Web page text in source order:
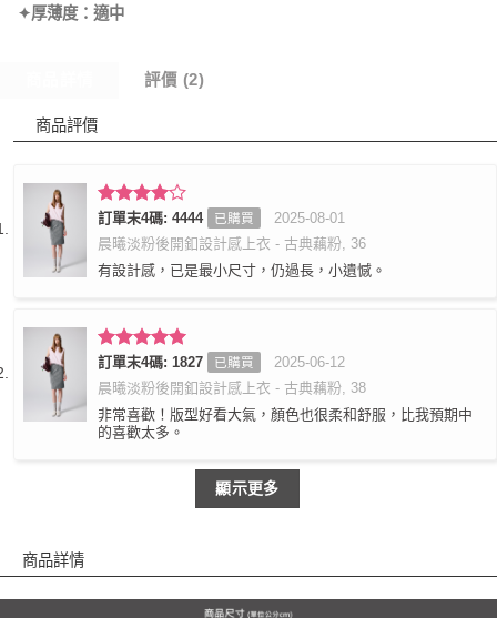
✦厚薄度：適中
評價 (2)
商品評價
評分4
滿分 5
訂單末4碼: 4444 已購買
2025-08-01
晨曦淡粉後開釦設計感上衣 - 古典藕粉, 36
有設計感，已是最小尺寸，仍過長，小遺憾。
評分5滿
分 5
訂單末4碼: 1827 已購買
2025-06-12
晨曦淡粉後開釦設計感上衣 - 古典藕粉, 38
非常喜歡！版型好看大氣，顏色也很柔和舒服，比我預期中
的喜歡太多。
顯示更多
商品詳情